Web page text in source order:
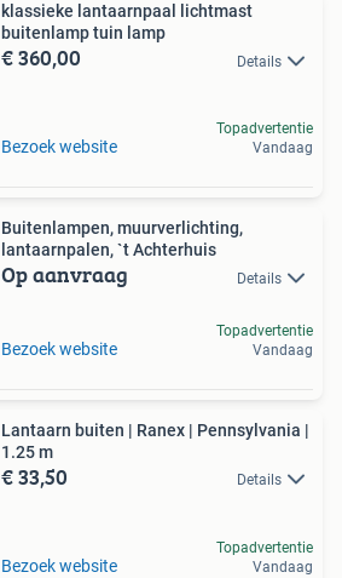
klassieke lantaarnpaal lichtmast
buitenlamp tuin lamp
€ 360,00 Details
Bezoek website
Topadvertentie
Vandaag
Buitenlampen, muurverlichting,
lantaarnpalen, `t Achterhuis
Op aanvraag Details
Bezoek website
Topadvertentie
Vandaag
Lantaarn buiten | Ranex | Pennsylvania |
1.25 m
€ 33,50 Details
Bezoek website
Topadvertentie
Vandaag